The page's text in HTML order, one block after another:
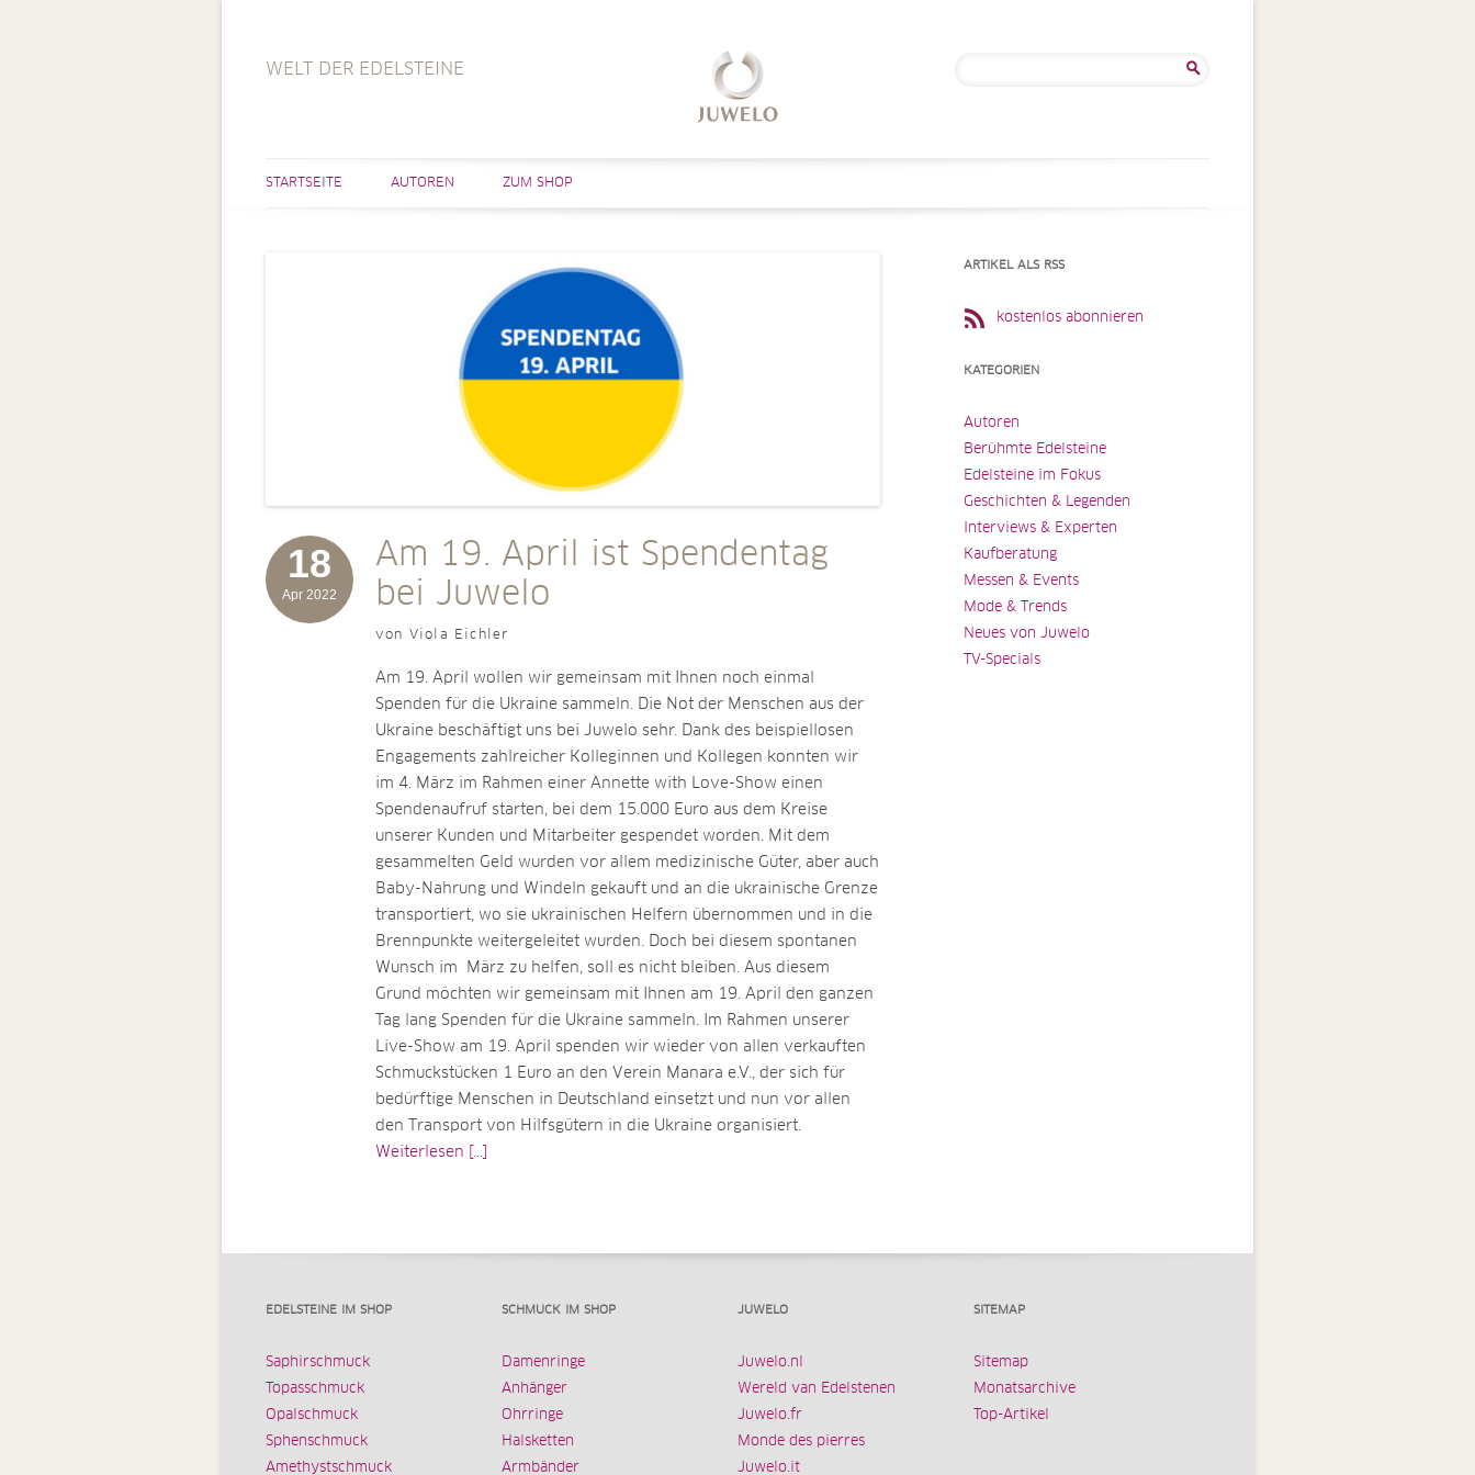
WELT DER EDELSTEINE
STARTSEITE AUTOREN ZUM SHOP
18
Apr 2022
Am 19. April ist Spendentag
bei Juwelo
von Viola Eichler
Am 19. April wollen wir gemeinsam mit Ihnen noch einmal
Spenden für die Ukraine sammeln. Die Not der Menschen aus der
Ukraine beschäftigt uns bei Juwelo sehr. Dank des beispiellosen
Engagements zahlreicher Kolleginnen und Kollegen konnten wir
im 4. März im Rahmen einer Annette with Love-Show einen
Spendenaufruf starten, bei dem 15.000 Euro aus dem Kreise
unserer Kunden und Mitarbeiter gespendet worden. Mit dem
gesammelten Geld wurden vor allem medizinische Güter, aber auch
Baby-Nahrung und Windeln gekauft und an die ukrainische Grenze
transportiert, wo sie ukrainischen Helfern übernommen und in die
Brennpunkte weitergeleitet wurden. Doch bei diesem spontanen
Wunsch im März zu helfen, soll es nicht bleiben. Aus diesem
Grund möchten wir gemeinsam mit Ihnen am 19. April den ganzen
Tag lang Spenden für die Ukraine sammeln. Im Rahmen unserer
Live-Show am 19. April spenden wir wieder von allen verkauften
Schmuckstücken 1 Euro an den Verein Manara e.V., der sich für
bedürftige Menschen in Deutschland einsetzt und nun vor allen
den Transport von Hilfsgütern in die Ukraine organisiert.
Weiterlesen [...]
ARTIKEL ALS RSS
kostenlos abonnieren
KATEGORIEN
Autoren
Berühmte Edelsteine
Edelsteine im Fokus
Geschichten & Legenden
Interviews & Experten
Kaufberatung
Messen & Events
Mode & Trends
Neues von Juwelo
TV-Specials
EDELSTEINE IM SHOP
Saphirschmuck
Topasschmuck
Opalschmuck
Sphenschmuck
Amethystschmuck
SCHMUCK IM SHOP
Damenringe
Anhänger
Ohrringe
Halsketten
Armbänder
JUWELO
Juwelo.nl
Wereld van Edelstenen
Juwelo.fr
Monde des pierres
Juwelo.it
SITEMAP
Sitemap
Monatsarchive
Top-Artikel